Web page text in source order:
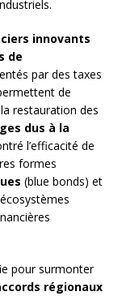
innovants
de
par des taxes
de
restauration des
dus à la
l’efficacité de
formes
(blue bonds) et
pour surmonter
régionaux